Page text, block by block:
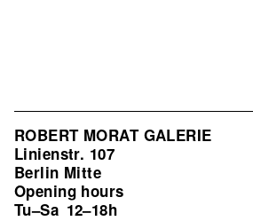
ROBERT MORAT GALERIE
Linienstr. 107
Berlin Mitte
Opening hours
Tu–Sa 12–18h